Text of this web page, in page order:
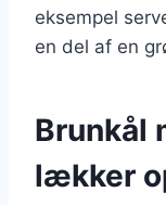
eksempel
en del af en
Brunkål
lækker